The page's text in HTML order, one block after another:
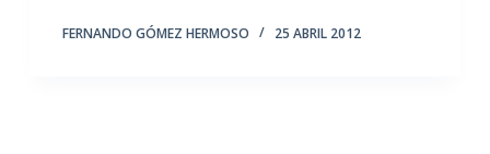
FERNANDO GÓMEZ HERMOSO 25 ABRIL 2012